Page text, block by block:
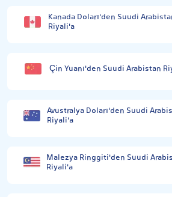
Kanada Doları'den Suudi
Riyali'a
Çin Yuanı'den Suudi Arabistan
Avustralya Doları'den Suudi
Riyali'a
Malezya Ringgiti'den Suudi
Riyali'a